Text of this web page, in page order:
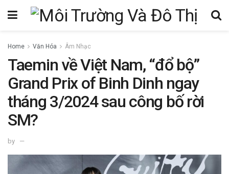
Home Văn Hóa Âm Nhạc
Taemin về Việt Nam, “đổ bộ”
Grand Prix of Binh Dinh ngay
tháng 3/2024 sau công bố rời
SM?
by